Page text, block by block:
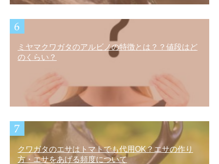
ミヤマクワガタのアルビノの特徴とは？？値段はど
のくらい？
クワガタのエサはトマトでも代用OK？エサの作り
方・エサをあげる頻度について